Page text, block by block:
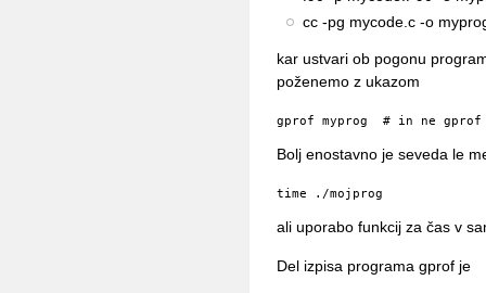
cc -pg mycode.c -o
kar ustvari ob pogonu
poženemo z ukazom
gprof myprog  # in ne gprof
Bolj enostavno je seveda le
ali uporabo funkcij za čas v
Del izpisa programa gprof je